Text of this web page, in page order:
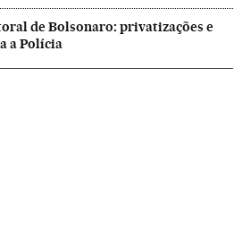
de Bolsonaro: privatizações e
a Polícia